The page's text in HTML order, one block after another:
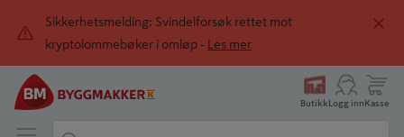
Sikkerhetsmelding: Svindelforsøk rettet mot
kryptolommebøker i omløp -
Les mer
ButikkLogg innKasse